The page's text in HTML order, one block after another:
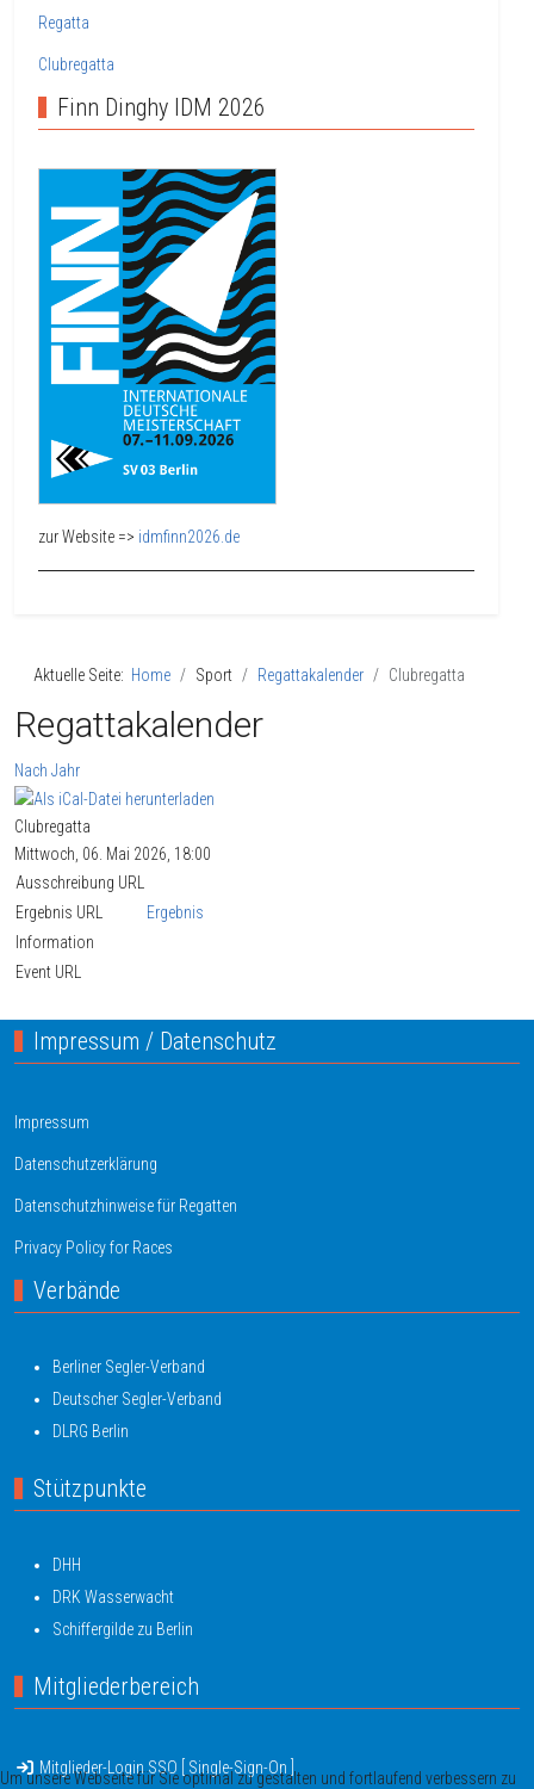
Regatta
Clubregatta
Finn Dinghy IDM 2026
zur Website => idmfinn2026.de
Aktuelle Seite: Home Sport Regattakalender Clubregatta
Regattakalender
Nach Jahr
Clubregatta
Mittwoch, 06. Mai 2026, 18:00
Ausschreibung URL
Ergebnis URL
Ergebnis
Information
Event URL
Impressum / Datenschutz
Impressum
Datenschutzerklärung
Datenschutzhinweise für Regatten
Privacy Policy for Races
Verbände
Berliner Segler-Verband
Deutscher Segler-Verband
DLRG Berlin
Stützpunkte
DHH
DRK Wasserwacht
Schiffergilde zu Berlin
Mitgliederbereich
Mitglieder-Login SSO [ Single-Sign-On ]
Um unsere Webseite für Sie optimal zu gestalten und fortlaufend verbessern zu